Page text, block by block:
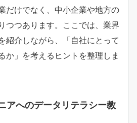
だけでなく、中小企業や地方の
つつあります。ここでは、業界
紹介しながら、「自社にとって
か」を考えるヒントを整理しま
アへのデータリテラシー教